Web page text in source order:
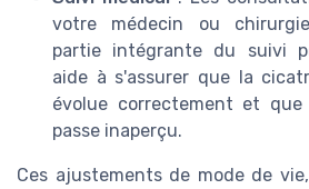
votre médecin ou
partie intégrante du suivi
aide à s'assurer que la
évolue correctement et que
passe inaperçu.
Ces ajustements de mode de